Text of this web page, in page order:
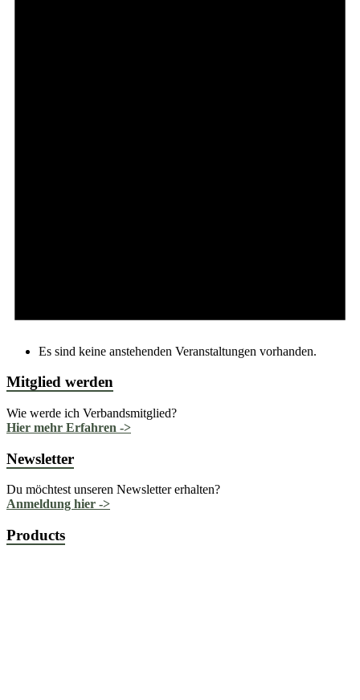
Es sind keine anstehenden Veranstaltungen vorhanden.
Mitglied werden
Wie werde ich Verbandsmitglied?
Hier mehr Erfahren ->
Newsletter
Du möchtest unseren Newsletter erhalten?
Anmeldung hier ->
Products